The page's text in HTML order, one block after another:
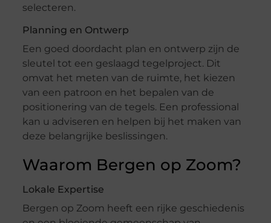
selecteren.
Planning en Ontwerp
Een goed doordacht plan en ontwerp zijn de
sleutel tot een geslaagd tegelproject. Dit
omvat het meten van de ruimte, het kiezen
van een patroon en het bepalen van de
positionering van de tegels. Een professional
kan u adviseren en helpen bij het maken van
deze belangrijke beslissingen.
Waarom Bergen op Zoom?
Lokale Expertise
Bergen op Zoom heeft een rijke geschiedenis